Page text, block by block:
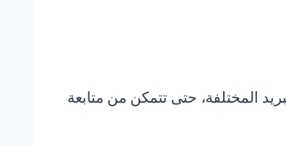
المختلفة، حتى تتمكن من متابعة